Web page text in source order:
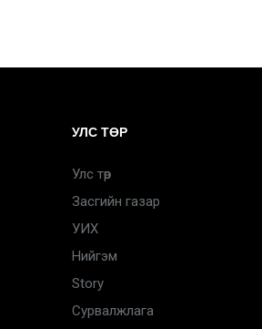
УЛС ТӨР
Улс төр
Засгийн газар
УИХ
Нийгэм
Story
Сурвалжлага